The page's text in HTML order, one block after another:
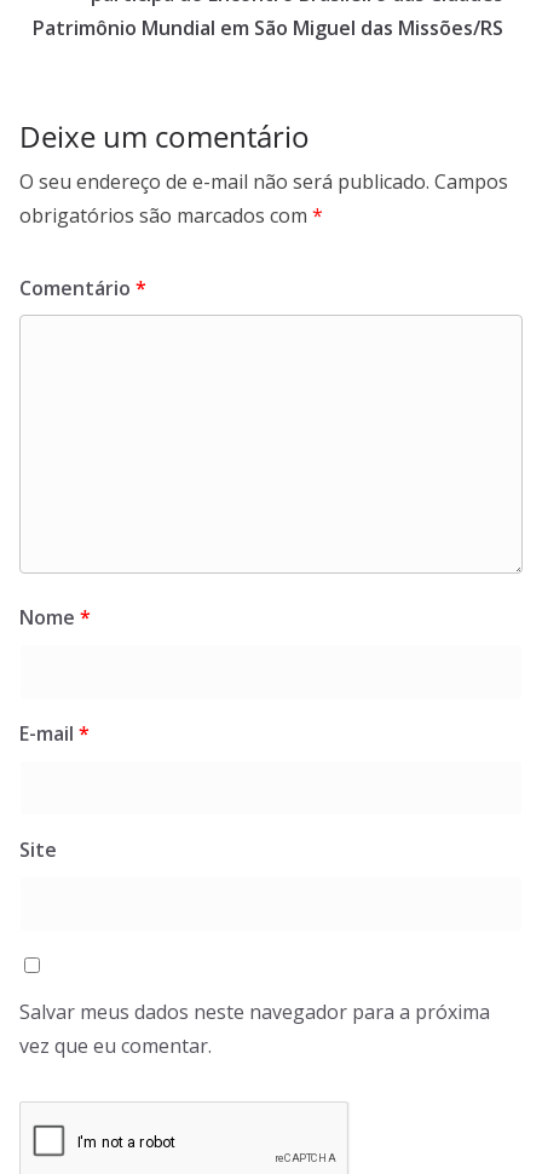
Patrimônio Mundial em São Miguel das Missões/RS
Deixe um comentário
O seu endereço de e-mail não será publicado. Campos
obrigatórios são marcados com *
Comentário *
Nome *
E-mail *
Site
Salvar meus dados neste navegador para a próxima
vez que eu comentar.